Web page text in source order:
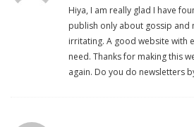
Hiya, I am really glad I have
publish only about gossip and
irritating. A good website with
need. Thanks for making this
again. Do you do newsletters